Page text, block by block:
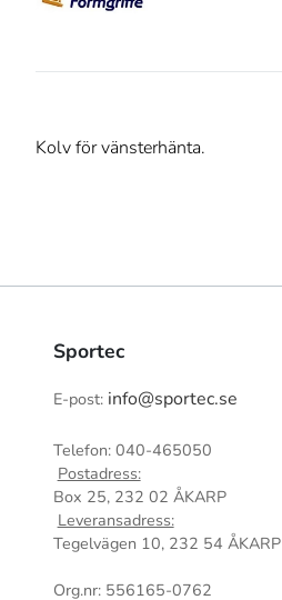
Kolv för vänsterhänta.
Sportec
E-post: info@sportec.se
Telefon: 040-465050
Postadress:
Box 25, 232 02 ÅKARP
Leveransadress:
Tegelvägen 10, 232 54 ÅKARP
Org.nr: 556165-0762